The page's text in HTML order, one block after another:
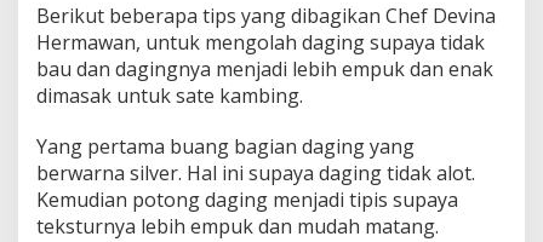
Berikut beberapa tips yang dibagikan Chef Devina
Hermawan, untuk mengolah daging supaya tidak
bau dan dagingnya menjadi lebih empuk dan enak
dimasak untuk sate kambing.
Yang pertama buang bagian daging yang
berwarna silver. Hal ini supaya daging tidak alot.
Kemudian potong daging menjadi tipis supaya
teksturnya lebih empuk dan mudah matang.